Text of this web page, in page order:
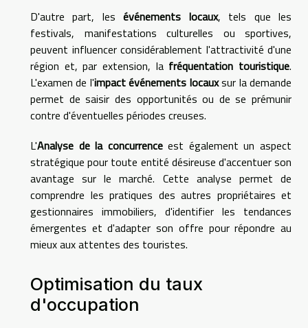
D'autre part, lesévénements locaux, tels que les
festivals, manifestations culturelles ou sportives,
peuvent influencer considérablement l'attractivité d'une
région et, par extension, la fréquentation touristique.
L'examen de l'impact événements locauxsur la demande
permet de saisir des opportunités ou de se prémunir
contre d'éventuelles périodes creuses.
L'Analyse de la concurrenceest également un aspect
stratégique pour toute entité désireuse d'accentuer son
avantage sur le marché. Cette analyse permet de
comprendre les pratiques des autres propriétaires et
gestionnaires immobiliers, d'identifier les tendances
émergentes et d'adapter son offre pour répondre au
mieux aux attentes des touristes.
Optimisation du taux
d'occupation